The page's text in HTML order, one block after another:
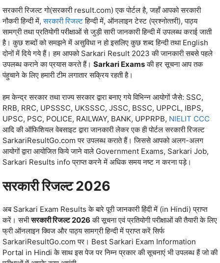
सरकारी रिजल्‍ट गो(सरकारी result.com) एक पोर्टल है, जहॉं आपको सरकारी
नौकरी हिन्‍दी में,सरकारी रिजल्‍टहिन्‍दी में, ऑनलाइन टेस्‍ट (प्रश्‍नोत्‍तरी), पाठ्य
सामग्री तथा प्रतियाेगी परीक्षाओं से जुड़ी सारी जानकारी हिन्‍दी में उपलब्‍ध कराई जाती
है। कुछ शब्‍दों को समझने में असुविधा न हो इसलिए कुछ शब्‍द हिन्‍दी तथा English
दोनों में दिये गये हैं। हम आपको Sarkari Result 2023 की जानकारी सबसे पहले
उपलब्‍ध कराने का प्रयास करते हैं। Sarkari Examsकी हर सूचना आप तक
पंहुचाने के लिए हमारी टीम लगातार सक्रिय रहती है।
हम केन्‍द्र सरकार तथा राज्‍य सरकार द्वारा बनाए गये विभिन्‍न आयोगों जैसे: SSC,
RRB, RRC, UPSSSC, UKSSSC, JSSC, BSSC, UPPCL, IBPS,
UPSC, PSC, POLICE, RAILWAY, BANK, UPPRPB, NIELIT CCC
आदि की ऑफिशियल वेबसाइट द्वारा जानकारी लेकर एक ही पोर्टल सरकारी रिजल्ट
SarkariResultGo.com पर उपलब्‍ध कराते हैं। जिससे आपको अलग-अलग
आयोगों द्वारा आयोजित किये जाने वाले Government Exams, Sarkari Job,
Sarkari Results info प्राप्‍त करने में अधिक समय नष्‍ट न करना पड़े।
सरकारी रिजल्ट 2026
अब Sarkari Exam Results के बारे पूरी जानकारी हिंदी में (in Hindi) प्राप्‍त
करें। सभीसरकारी रिजल्‍ट 2026 की सूचना एवं प्रतियोगी परीक्षाओं की तैयारी के लिए
फ्री ऑनलाइन क्विज और पाठ्य सामग्री हिन्‍दी में प्राप्‍त करें सिर्फ
SarkariResultGo.com पर। Best Sarkari Exam Information
Portal in Hindi के साथ इस पेज पर निम्‍न प्रकार की सूचनाएं भी उपलब्‍ध हैं जो की